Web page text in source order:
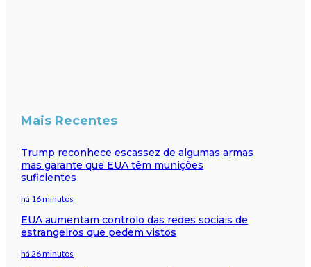
Mais Recentes
Trump reconhece escassez de algumas armas
mas garante que EUA têm munições
suficientes
há 16 minutos
EUA aumentam controlo das redes sociais de
estrangeiros que pedem vistos
há 26 minutos